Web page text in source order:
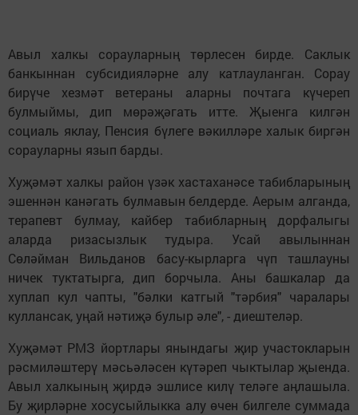
Авыл халкы сорауларның төрлесен бирде. Саклык
банкыннан субсидияләрне алу катлауланган. Сорау
бирүче хезмәт ветераны аларны почтага күчереп
булмыймы, дип мөрәҗәгать итте. Җыенга килгән
социаль яклау, Пенсия бүлеге вәкилләре халык биргән
сорауларны язып барды.
Хуҗәмәт халкы район үзәк хастаханәсе табибларының
эшеннән канәгать булмавын белдерде. Аерым алганда,
терапевт булмау, кайбер табибларның дорфалыгы
аларда ризасызлык тудыра. Усай авылыннан
Сөләйман Вильданов басу-кырларга чүп ташлауны
ничек туктатырга, дип борчыла. Аны башкалар да
хуплап кул чапты, "бәлки катгый "тәрбия" чаралары
куллансак, уңай нәтиҗә булыр әле", - диештеләр.
Хуҗәмәт РМЗ йортлары янындагы җир участокларын
рәсмиләштерү мәсьәләсен күтәреп чыктылар җыенда.
Авыл халкының җирдә эшлисе килү теләге аңлашыла.
Бу җирләрне хосусыйлыкка алу өчен билгеле суммада